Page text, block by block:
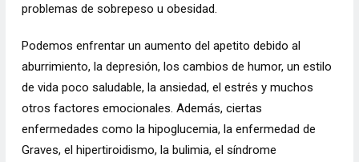
problemas de sobrepeso u obesidad.
Podemos enfrentar un aumento del apetito debido al
aburrimiento, la depresión, los cambios de humor, un estilo
de vida poco saludable, la ansiedad, el estrés y muchos
otros factores emocionales. Además, ciertas
enfermedades como la hipoglucemia, la enfermedad de
Graves, el hipertiroidismo, la bulimia, el síndrome